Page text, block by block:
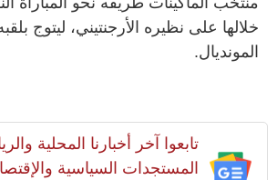
خلالها على نظيره الأرجنتيني، ليتوج
المونديال.
تابعوا آخر أخبارنا المحلية